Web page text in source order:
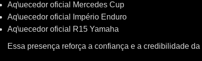
Aq\uecedor oficial Mercedes Cup
Aq\uecedor oficial Império Enduro
Aq\uecedor oficial R15 Yamaha
Essa presença reforça a confiança e a credibilidade